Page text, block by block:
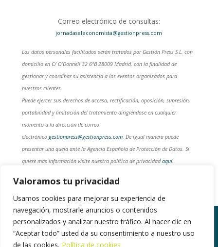
Valoramos tu privacidad
Usamos cookies para mejorar su experiencia de
navegación, mostrarle anuncios o contenidos
personalizados y analizar nuestro tráfico. Al hacer clic en
“Aceptar todo” usted da su consentimiento a nuestro uso
de las cookies. Política de cookies
Correo electrónico de consultas:
jornadaseleconomista@gestionpress.com
Los datos personales facilitados serán tratados por Gestión Press S.L. con
domicilio en C/ O’Donnell 32 6ºB 28009 Madrid, con la finalidad de
gestionar y coordinar su asistencia a los eventos organizados para
nuestros clientes.
Puede ejercer sus derechos de acceso, rectificación, oposición, supresión,
portabilidad y limitación del tratamiento dirigiéndose en cualquier
momento a la dirección de correo
electrónico gestionpress@gestionpress.com. De igual manera puede
presentar una queja ante la Agencia Española de Protección de Datos. Si
quiere más información visite nuestra política de privacidadaquí.
©2018. Todos los derechos reservados |